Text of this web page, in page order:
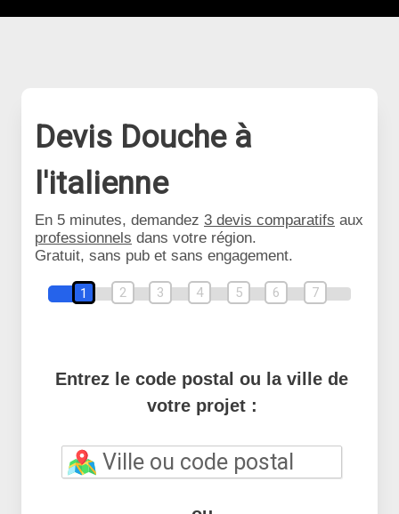
Devis Douche à
l'italienne
En 5 minutes, demandez 3 devis comparatifs aux
professionnels dans votre région.
Gratuit, sans pub et sans engagement.
1 2 3 4 5 6 7
Entrez le code postal ou la ville de
votre projet :